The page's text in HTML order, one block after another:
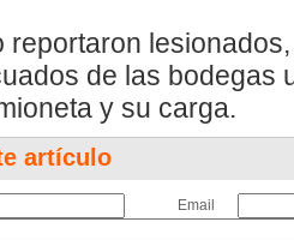
reportaron
de las bodegas
y su carga.
artículo
Email